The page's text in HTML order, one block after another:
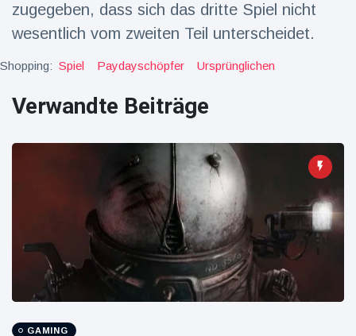
Nachrichten
"Das alte
Fans
frustriert
Aus
16 Juli
78
Sorge um
Jungstorch
nimmt
glückliche
Wendung
16 Juli
Aufrufe
Vor WM-
Finale:
zugegeben, dass sich das dritte Spiel nicht
wesentlich vom zweiten Teil unterscheidet.
Shopping: Spiel Paydayschöpfer Ursprünglichen
Verwandte Beiträge
GAMING